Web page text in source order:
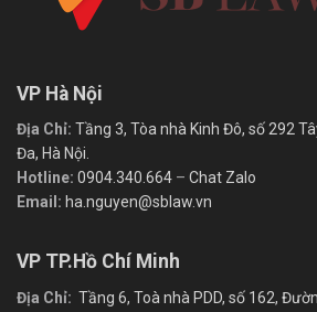
VP Hà Nội
Địa Chỉ: Tầng 3, Tòa nhà Kinh Đô, số 292
Đa, Hà Nội.
Hotline: 0904.340.664 – Chat Zalo
Email: ha.nguyen@sblaw.vn
VP TP.Hồ Chí Minh
Địa Chỉ: Tầng 6, Toà nhà PDD, số 162,